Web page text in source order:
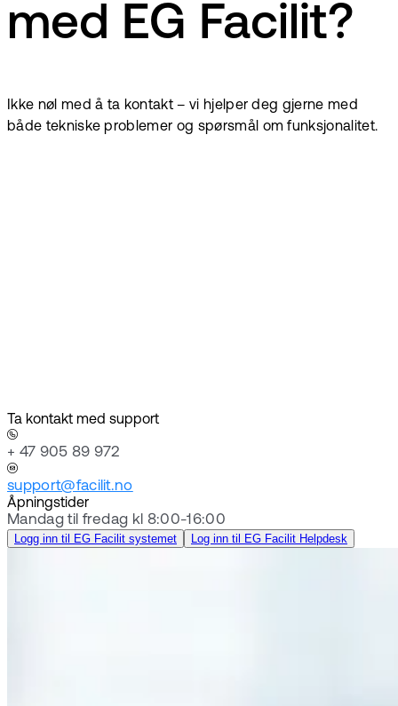
med EG Facilit?
Ikke nøl med å ta kontakt – vi hjelper deg gjerne med
både tekniske problemer og spørsmål om funksjonalitet.
Ta kontakt med support
+ 47 905 89 972
support@facilit.no
Åpningstider
Mandag til fredag kl 8:00-16:00
Logg inn til EG Facilit systemet Log inn til EG Facilit Helpdesk